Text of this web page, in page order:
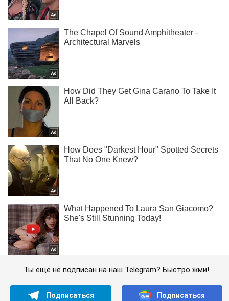
Ты еще не подписан на наш Telegram? Быстро жми!
Подписаться Подписаться